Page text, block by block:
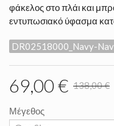
φάκελος στο πλάι και
εντυπωσιακό ύφασμα
DR02518000_Navy-
69,00 € 138,00 €
Μέγεθος